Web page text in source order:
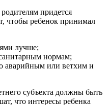
придется
чтобы ребенок принимал
лучше;
нормам;
аварийным или ветхим и
субъекта должны быть
что интересы ребенка